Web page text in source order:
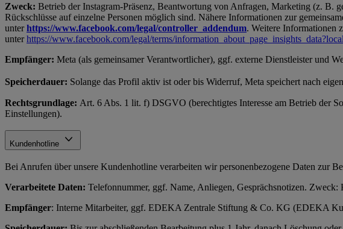
Zweck: Betrieb der Instagram-Präsenz, Beantwortung von Anfragen, Marketing (z. B.
Rückschlüsse auf einzelne Personen möglich sind. Nähere Informationen zur
unterhttps://www.facebook.com/legal/controller_addendum. Weitere Informationen
unterhttps://www.facebook.com/legal/terms/
Empfänger: Meta (als gemeinsamer Verantwortlicher), ggf. externe Dienstleister und
Speicherdauer: Solange das Profil aktiv ist oder bis Widerruf, Meta speichert nach
Rechtsgrundlage: Art. 6 Abs. 1 lit. f) DSGVO (berechtigtes Interesse am Betrieb der
Einstellungen).
Kundenhotline
Bei Anrufen über unsere Kundenhotline verarbeiten wir personenbezogene Daten zur
Verarbeitete Daten: Telefonnummer, ggf. Name, Anliegen, Gesprächsnotizen. Zweck:
Empfänger: Interne Mitarbeiter, ggf. EDEKA Zentrale Stiftung & Co. KG (EDEKA